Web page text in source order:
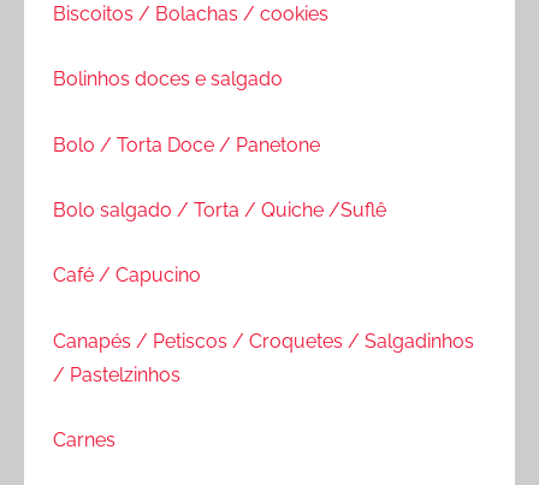
Biscoitos / Bolachas / cookies
Bolinhos doces e salgado
Bolo / Torta Doce / Panetone
Bolo salgado / Torta / Quiche /Suflê
Café / Capucino
Canapés / Petiscos / Croquetes / Salgadinhos
/ Pastelzinhos
Carnes